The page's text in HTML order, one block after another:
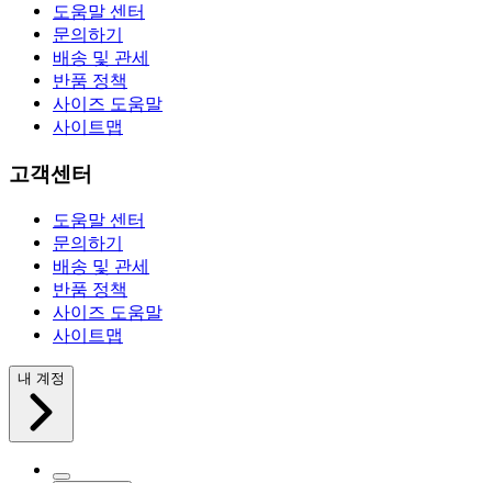
도움말 센터
문의하기
배송 및 관세
반품 정책
사이즈 도움말
사이트맵
고객센터
도움말 센터
문의하기
배송 및 관세
반품 정책
사이즈 도움말
사이트맵
내 계정